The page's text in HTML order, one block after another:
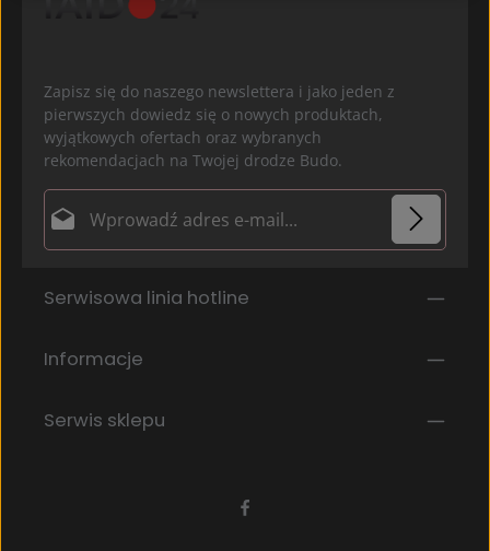
Zapisz się do naszego newslettera i jako jeden z
pierwszych dowiedz się o nowych produktach,
wyjątkowych ofertach oraz wybranych
rekomendacjach na Twojej drodze Budo.
Adres e-mail*
Wybierając kontynuuj potwierdzasz, że przeczytałeś
zaakceptowałeś nasze
Pola oznaczone gwiazdką (*) są polami obowiązkowymi.
Serwisowa linia hotline
Informacje
Serwis sklepu